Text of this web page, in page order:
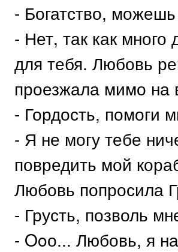
- Богатство,
- Нет, так как
для тебя. Любовь
проезжала мимо на
- Гордость, помоги
- Я не могу тебе
повредить мой
Любовь попросила
- Грусть, позволь
- Ooо... Любовь, я